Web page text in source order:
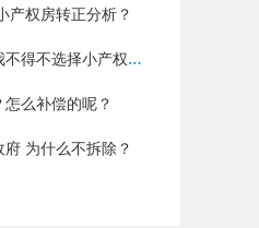
产权房转正分析？
不选择小产权房？
么补偿的呢？
为什么不拆除？